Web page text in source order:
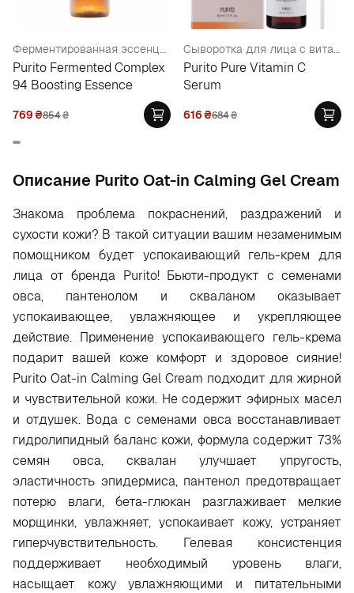
Ферментированная эссенция с ниацинамидом 3%
Purito Fermented Complex
94 Boosting Essence
769₴854₴
Сыворотка для лица с витамином С
Purito Pure Vitamin C
Serum
616₴684₴
Oписание Purito Oat-in Calming Gel Cream
Знакома проблема покраснений, раздражений и
сухости кожи? В такой ситуации вашим незаменимым
помощником будет успокаивающий гель-крем для
лица от бренда Purito! Бьюти-продукт с семенами
овса, пантенолом и скваланом оказывает
успокаивающее, увлажняющее и укрепляющее
действие. Применение успокаивающего гель-крема
подарит вашей коже комфорт и здоровое сияние!
Purito Oat-in Calming Gel Cream подходит для жирной
и чувствительной кожи. Не содержит эфирных масел
и отдушек. Вода с семенами овса восстанавливает
гидролипидный баланс кожи, формула содержит 73%
семян овса, сквалан улучшает упругость,
эластичность эпидермиса, пантенол предотвращает
потерю влаги, бета-глюкан разглаживает мелкие
морщинки, увлажняет, успокаивает кожу, устраняет
гиперчувствительность. Гелевая консистенция
поддерживает необходимый уровень влаги,
насыщает кожу увлажняющими и питательными